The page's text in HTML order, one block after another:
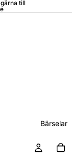
gärna till
Bärselar